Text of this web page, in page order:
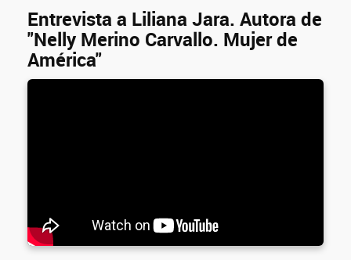
Entrevista a Liliana Jara. Autora de
"Nelly Merino Carvallo. Mujer de
América"